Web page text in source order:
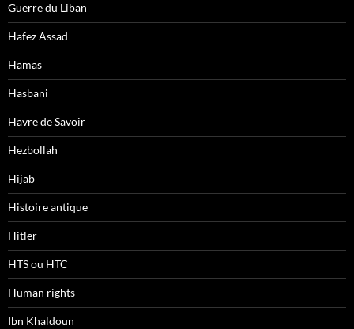
Guerre du Liban
Hafez Assad
Hamas
Hasbani
Havre de Savoir
Hezbollah
Hijab
Histoire antique
Hitler
HTS ou HTC
Human rights
Ibn Khaldoun